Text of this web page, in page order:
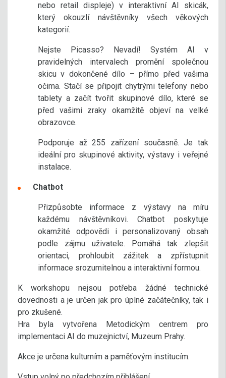
nebo retail displeje) v interaktivní AI skicák,
který okouzlí návštěvníky všech věkových
kategorií.
Nejste Picasso? Nevadí! Systém AI v
pravidelných intervalech promění společnou
skicu v dokončené dílo – přímo před vašima
očima. Stačí se připojit chytrými telefony nebo
tablety a začít tvořit skupinové dílo, které se
před vašimi zraky okamžitě objeví na velké
obrazovce.
Podporuje až 255 zařízení současně. Je tak
ideální pro skupinové aktivity, výstavy i veřejné
instalace.
Chatbot
Přizpůsobte informace z výstavy na míru
každému návštěvníkovi. Chatbot poskytuje
okamžité odpovědi i personalizovaný obsah
podle zájmu uživatele. Pomáhá tak zlepšit
orientaci, prohloubit zážitek a zpřístupnit
informace srozumitelnou a interaktivní formou.
K workshopu nejsou potřeba žádné technické
dovednosti a je určen jak pro úplné začátečníky, tak i
pro zkušené.
Hra byla vytvořena Metodickým centrem pro
implementaci AI do muzejnictví, Muzeum Prahy.
Akce je určena kulturním a paměťovým institucím.